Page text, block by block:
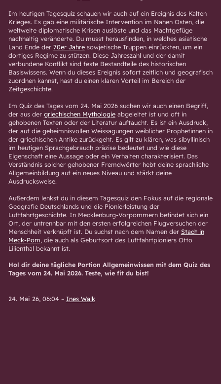
Im heutigen Tagesquiz schauen wir auch auf ein Ereignis des Kalten
Krieges. Es gab eine militärische Intervention im Nahen Osten, die
weltweite diplomatische Krisen auslöste und das Machtgefüge
nachhaltig veränderte. Du musst herausfinden, in welches asiatische
Land Ende der 70er Jahresowjetische Truppen einrückten, um ein
dortiges Regime zu stützen. Diese Jahreszahl und der damit
verbundene Konflikt sind feste Bestandteile des historischen
Basiswissens. Wenn du dieses Ereignis sofort zeitlich und geografisch
zuordnen kannst, hast du einen klaren Vorteil im Bereich der
Zeitgeschichte.
Im Quiz des Tages vom 24. Mai 2026 suchen wir auch einen Begriff,
der aus der griechischen Mythologieabgeleitet ist und oft in
gehobenen Texten oder der Literatur auftaucht. Es ist ein Ausdruck,
der auf die geheimnisvollen Weissagungen weiblicher Prophetinnen in
der griechischen Antike zurückgeht. Es gilt zu klären, was sibyllinisch
im heutigen Sprachgebrauch präzise bedeutet und wie diese
Eigenschaft eine Aussage oder ein Verhalten charakterisiert. Das
Verständnis solcher gehobener Fremdwörter hebt deine sprachliche
Allgemeinbildung auf ein neues Niveau und stärkt deine
Ausdrucksweise.
Außerdem lenkst du in diesem Tagesquiz den Fokus auf die regionale
Geografie Deutschlands und die Pionierleistung der
Luftfahrtgeschichte. In Mecklenburg-Vorpommern befindet sich ein
Ort, der untrennbar mit den ersten erfolgreichen Flugversuchen der
Menschheit verknüpft ist. Du suchst nach dem Namen der Stadt in
Meck-Pom, die auch als Geburtsort des Luftfahrtpioniers Otto
Lilienthal bekannt ist.
Hol dir deine tägliche Portion Allgemeinwissen mit dem Quiz des
Tages vom 24. Mai 2026. Teste, wie fit du bist!
24. Mai 26, 06:04– Ines Walk